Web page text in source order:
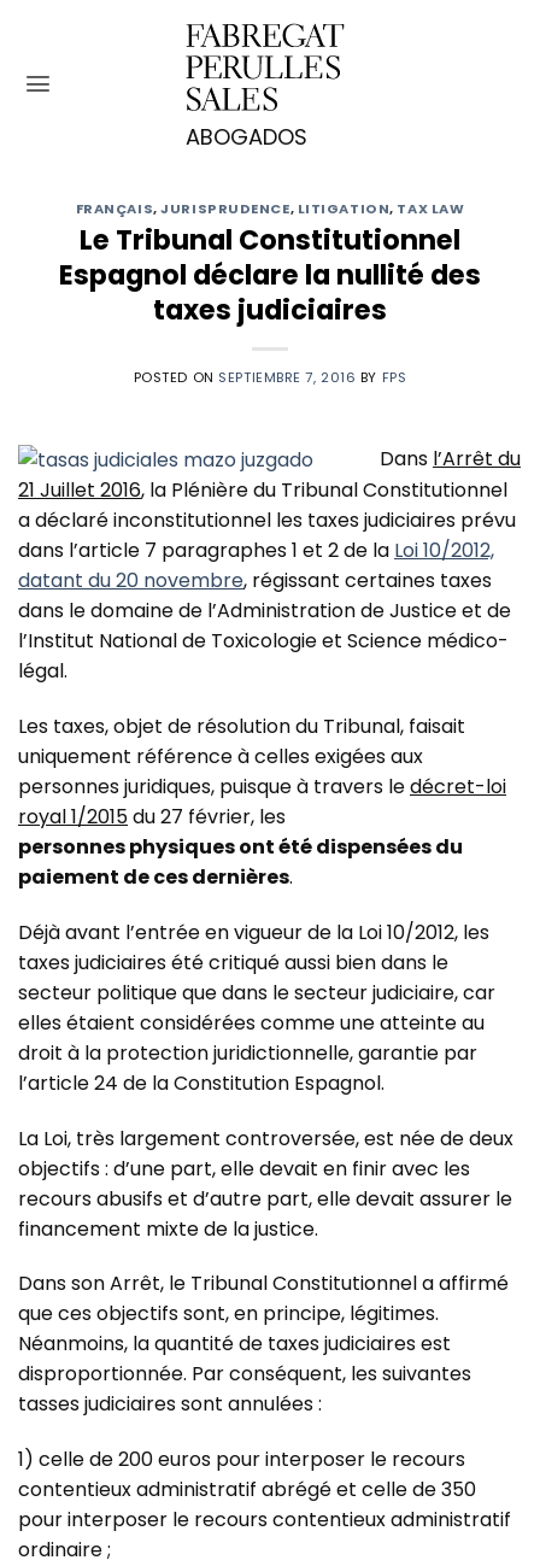
contenido
FRANÇAIS,JURISPRUDENCE, LITIGATION, TAX LAW
Le Tribunal Constitutionnel
Espagnol déclare la nullité des
taxes judiciaires
POSTED ON SEPTIEMBRE 7, 2016 BY FPS
Dans l’Arrêt du
21 Juillet 2016, la Plénière du Tribunal Constitutionnel
a déclaré inconstitutionnel les taxes judiciaires prévu
dans l’article 7 paragraphes 1 et 2 de la Loi 10/2012,
datant du 20 novembre, régissant certaines taxes
dans le domaine de l’Administration de Justice et de
l’Institut National de Toxicologie et Science médico-
légal.
Les taxes, objet de résolution du Tribunal, faisait
uniquement référence à celles exigées aux
personnes juridiques, puisque à travers ledécret-loi
royal 1/2015du 27 février, les
personnes physiques ont été dispensées du
paiement de ces dernières.
Déjà avant l’entrée en vigueur de la Loi 10/2012, les
taxes judiciaires été critiqué aussi bien dans le
secteur politique que dans le secteur judiciaire, car
elles étaient considérées comme une atteinte au
droit à la protection juridictionnelle, garantie par
l’article 24 de la Constitution Espagnol.
La Loi, très largement controversée, est née de deux
objectifs : d’une part, elle devait en finir avec les
recours abusifs et d’autre part, elle devait assurer le
financement mixte de la justice.
Dans son Arrêt, le Tribunal Constitutionnel a affirmé
que ces objectifs sont, en principe, légitimes.
Néanmoins, la quantité de taxes judiciaires est
disproportionnée. Par conséquent, les suivantes
tasses judiciaires sont annulées :
1) celle de 200 euros pour interposer le recours
contentieux administratif abrégé et celle de 350
pour interposer le recours contentieux administratif
ordinaire ;